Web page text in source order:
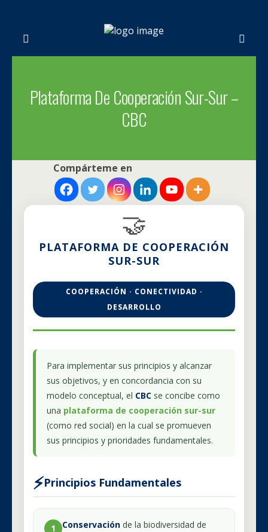
Plataforma De Cooperación Sur-Sur –
CBC
Compárteme en
🤝
PLATAFORMA DE COOPERACIÓN
SUR-SUR
COOPERACIÓN · CONECTIVIDAD ·
DESARROLLO
Para implementar sus principios y alcanzar
sus objetivos, y en concordancia con su
modelo conceptual, el CBC se concibe como
una plataforma de cooperación sur-sur
(como red social) en la cual se promueven
sus principios y prioridades fundamentales.
⚡Principios Fundamentales
1 Conservación de la biodiversidad de